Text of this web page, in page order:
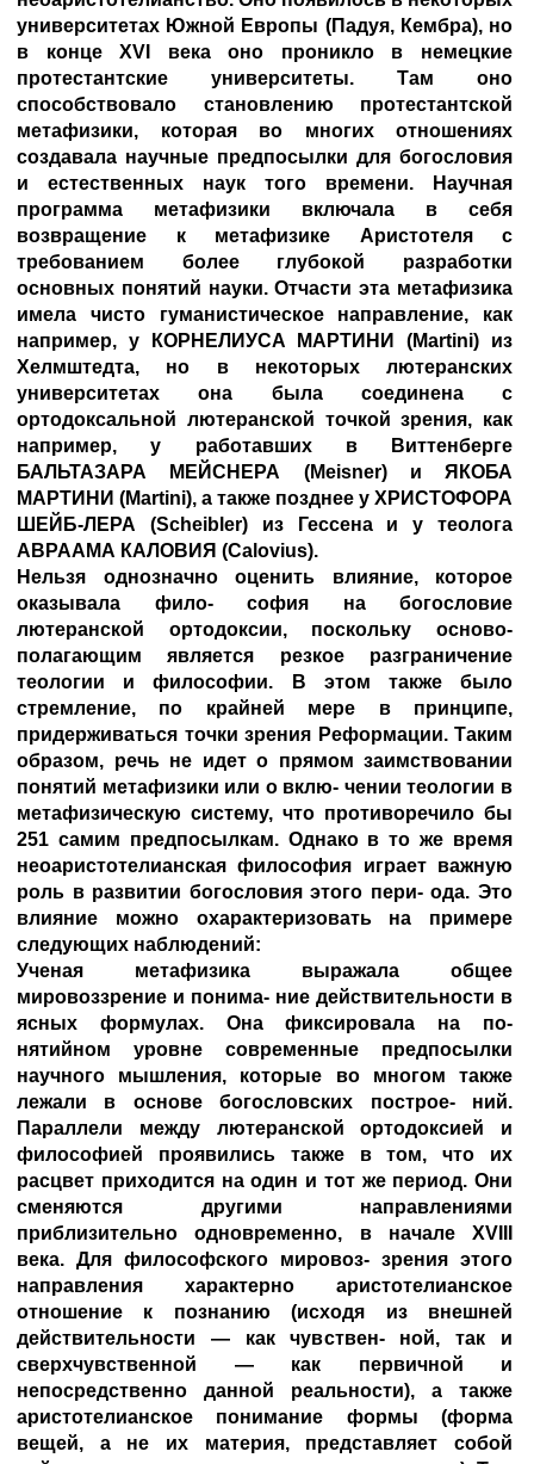
университетах Южной Европы (Падуя, Кембра), но
в конце XVI века оно проникло в немецкие
протестантские университеты. Там оно
способствовало становлению протестантской
метафизики, которая во многих отношениях
создавала научные предпосылки для богословия
и естественных наук того времени. Научная
программа метафизики включала в себя
возвращение к метафизике Аристотеля с
требованием более глубокой разработки
основных понятий науки. Отчасти эта метафизика
имела чисто гуманистическое направление, как
например, у
КОРНЕЛИУСА МАРТИНИ
(Martini) из
Хелмштедта, но в некоторых лютеранских
университетах она была соединена с
ортодоксальной лютеранской точкой зрения, как
например, у работавших в Виттенберге
БАЛЬТАЗАРА МЕЙСНЕРА (Meisner) и ЯКОБА
МАРТИНИ (Martini), а также позднее у ХРИСТОФОРА
ШЕЙБ-ЛЕРА (Scheibler) из Гессена и у теолога
АВРААМА КАЛОВИЯ (Calovius).
Нельзя однозначно оценить влияние, которое
оказывала фило- софия на богословие
лютеранской ортодоксии, поскольку осново-
полагающим является резкое разграничение
теологии и философии. В этом также было
стремление, по крайней мере в принципе,
придерживаться точки зрения Реформации. Таким
образом, речь не идет о прямом заимствовании
понятий метафизики или о вклю- чении теологии в
метафизическую систему, что противоречило бы
251 самим предпосылкам. Однако в то же время
неоаристотелианская философия играет важную
роль в развитии богословия этого пери- ода. Это
влияние можно охарактеризовать на примере
следующих наблюдений:
Ученая метафизика выражала общее
мировоззрение и понима- ние действительности в
ясных формулах. Она фиксировала на по-
нятийном уровне современные предпосылки
научного мышления, которые во многом также
лежали в основе богословских построе- ний.
Параллели между лютеранской ортодоксией и
философией проявились также в том, что их
расцвет приходится на один и тот же период. Они
сменяются другими направлениями
приблизительно одновременно, в начале XVIII
века. Для философского мировоз- зрения этого
направления характерно аристотелианское
отношение к познанию (исходя из внешней
действительности — как чувствен- ной, так и
сверхчувственной — как первичной и
непосредственно данной реальности), а также
аристотелианское понимание формы (форма
вещей, а не их материя, представляет собой